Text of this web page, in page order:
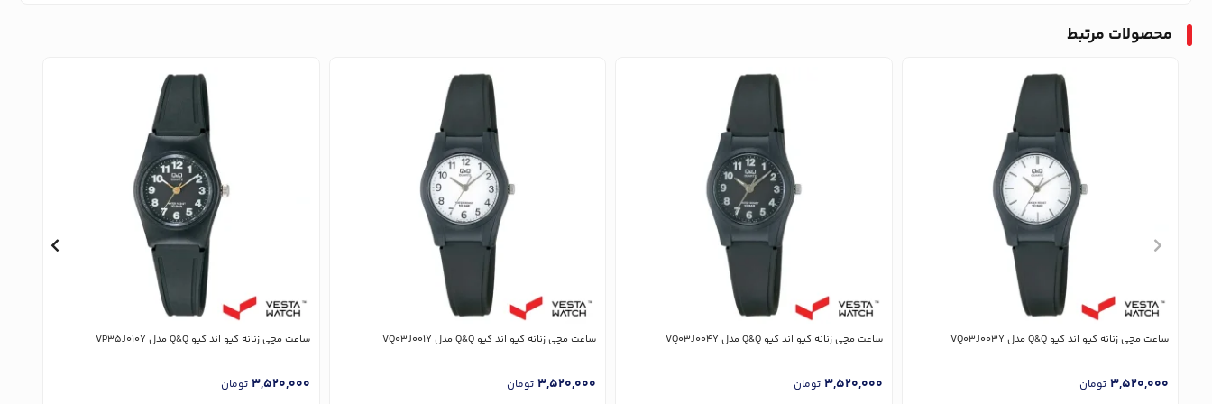
محصولات مرتبط
ساعت مچی زنانه کیو اند کیو Q&Q مدل VQ03J003Y
3,520,000 تومان
ساعت مچی زنانه کیو اند کیو Q&Q مدل VQ03J004Y
3,520,000 تومان
ساعت مچی زنانه کیو اند کیو Q&Q مدل VQ03J001Y
3,520,000 تومان
ساعت مچی زنانه کیو اند کیو Q&Q مدل VP35J010Y
3,520,000 تومان